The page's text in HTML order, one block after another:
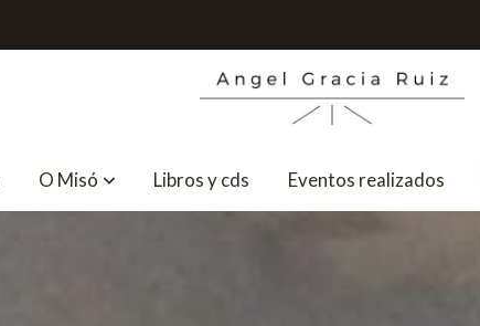
O Misó Libros y cds Eventos realizados